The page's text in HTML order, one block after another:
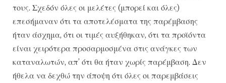
τους. Σχεδόν όλες οι μελέτες (μπορεί και όλες)
επεσήμαναν ότι τα αποτελέσματα της παρέμβασης
ήταν άσχημα, ότι οι τιμές αυξήθηκαν, ότι τα προϊόντα
είναι χειρότερα προσαρμοσμένα στις ανάγκες των
καταναλωτών, απ’ ότι θα ήταν χωρίς παρέμβαση. Δεν
ήθελα να δεχθώ την άποψη ότι όλες οι παρεμβάσεις